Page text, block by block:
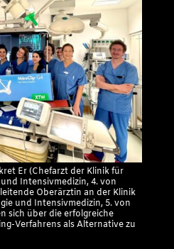
Er (Chefarzt der Klinik für
Intensivmedizin, 4. von
Oberärztin an der Klinik
und Intensivmedizin, 5. von
sich über die erfolgreiche
Verfahrens als Alternative zu